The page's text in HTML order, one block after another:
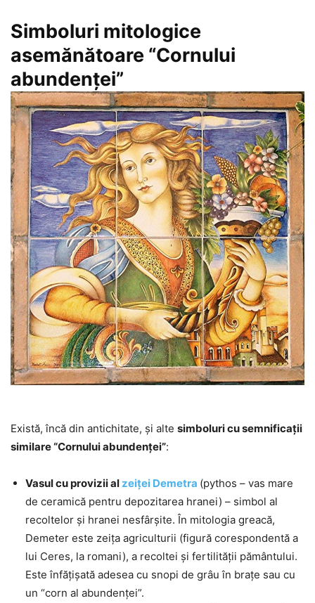
Simboluri mitologice
asemănătoare “Cornului
abundenței”
Există, încă din antichitate, şi alte simboluri cu semnificaţii
similare “Cornului abundenței”:
Vasul cu provizii alzeiței Demetra (pythos – vas mare
de ceramică pentru depozitarea hranei) – simbol al
recoltelor și hranei nesfârșite. În mitologia greacă,
Demeter este zeiţa agriculturii (figură corespondentă a
lui Ceres, la romani), a recoltei şi fertilităţii pământului.
Este înfăţişată adesea cu snopi de grâu în braţe sau cu
un “corn al abundenţei”.